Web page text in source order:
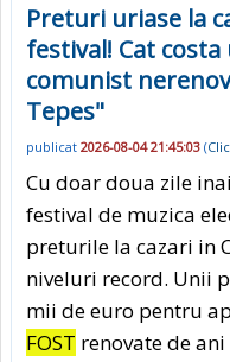
Preturi uriase la
festival! Cat
comunist
Tepes"
publicat 2026-08-04 21:45:03 (
Cu doar doua zile
festival de muzica
preturile la cazari in
niveluri record. Unii
mii de euro pentru
FOST renovate de ani